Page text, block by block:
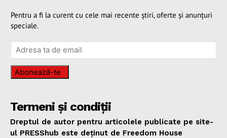
Pentru a fi la curent cu cele mai recente știri, oferte și anunțuri
speciale.
Abonează-te
Termeni și condiții
Dreptul de autor pentru articolele publicate pe site-
ul PRESShub este deținut de Freedom House